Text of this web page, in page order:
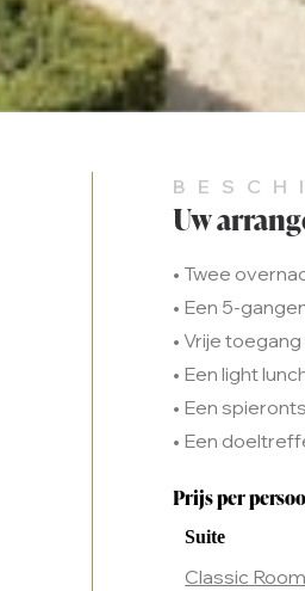
Uw
• Twee
• Een 5-
• Vrije
• Een light
• Een
• Een
Prijs per
Suite
Classic Room